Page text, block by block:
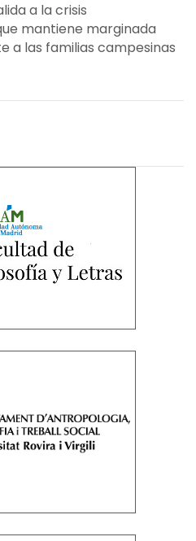
a la crisis
mantiene marginada
a las familias campesinas